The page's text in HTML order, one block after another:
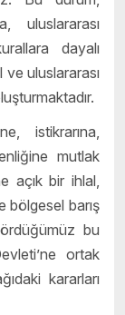
uluslararası
dayalı
uluslararası
istikrarına,
mutlak
açık bir ihlal,
bölgesel barış
bu
ortak
kararları